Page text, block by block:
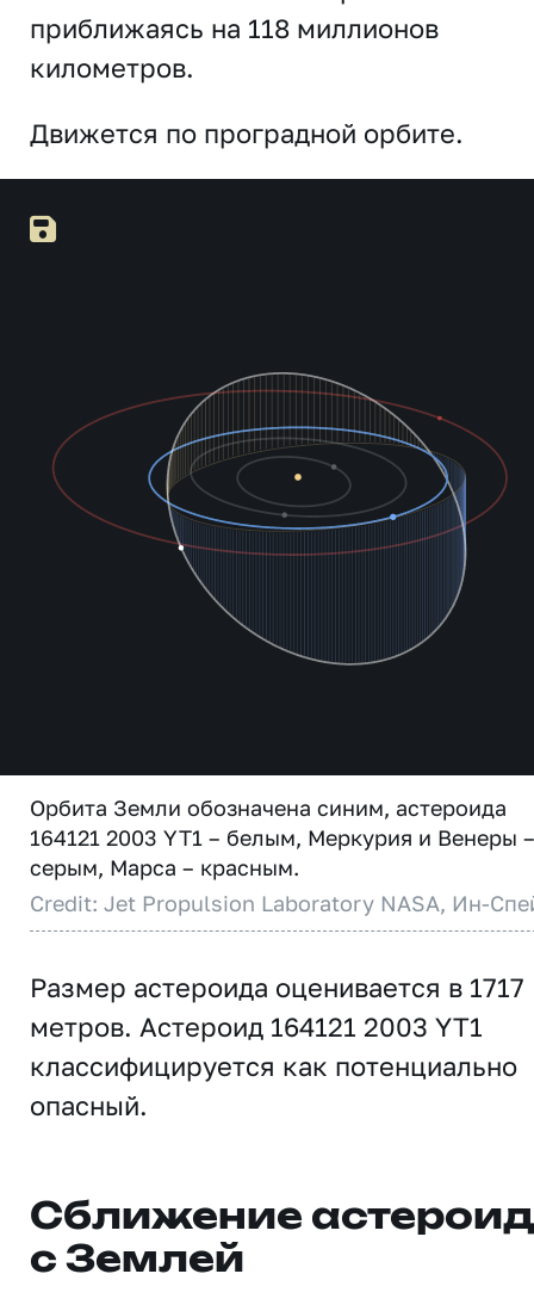
приближаясь на 118 миллионов
километров.
Движется по проградной орбите.
Орбита Земли обозначена синим, астероида
164121 2003 YT1 – белым, Меркурия и Венеры –
серым, Марса – красным.
Credit: Jet Propulsion Laboratory NASA, Ин-
Размер астероида оценивается в 1717
метров. Астероид 164121 2003 YT1
классифицируется как потенциально
опасный.
Сближение
с Землей